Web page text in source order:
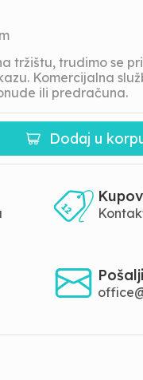
tržištu, trudimo se
Komercijalna
ili predračuna.
Dodaj u